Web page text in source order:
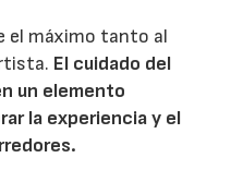
el máximo tanto al
El cuidado del
un elemento
la experiencia y el